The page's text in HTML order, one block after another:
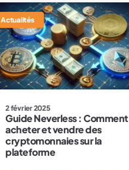
Actualités
2 février 2025
Guide Neverless : Comment
acheter et vendre des
cryptomonnaies sur la
plateforme